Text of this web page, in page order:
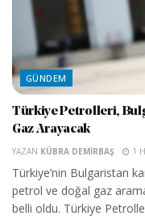
GÜNDEM
Türkiye Petrolleri,
Gaz Arayacak
YAZAN KÜBRA DEMIRBAŞ 1
Türkiye’nin Bulgaristan
petrol ve doğal gaz
belli oldu. Türkiye